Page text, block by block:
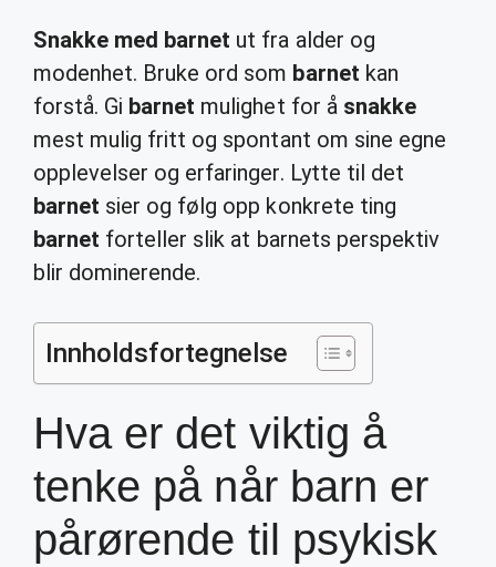
Snakke med barnet ut fra alder og
modenhet. Bruke ord som barnet kan
forstå. Gi barnet mulighet for å snakke
mest mulig fritt og spontant om sine egne
opplevelser og erfaringer. Lytte til det
barnet sier og følg opp konkrete ting
barnet forteller slik at barnets perspektiv
blir dominerende.
Innholdsfortegnelse
Hva er det viktig å
tenke på når barn er
pårørende til psykisk